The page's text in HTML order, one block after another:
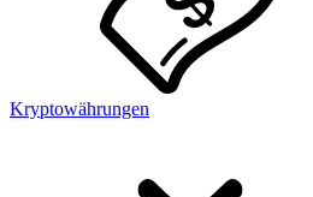
Kryptowährungen